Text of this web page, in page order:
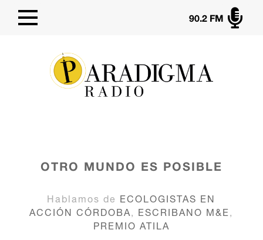

90.2 FM
OTRO MUNDO ES POSIBLE
Hablamos de ECOLOGISTAS EN
ACCIÓN CÓRDOBA, ESCRIBANO M&E ,
PREMIO ATILA